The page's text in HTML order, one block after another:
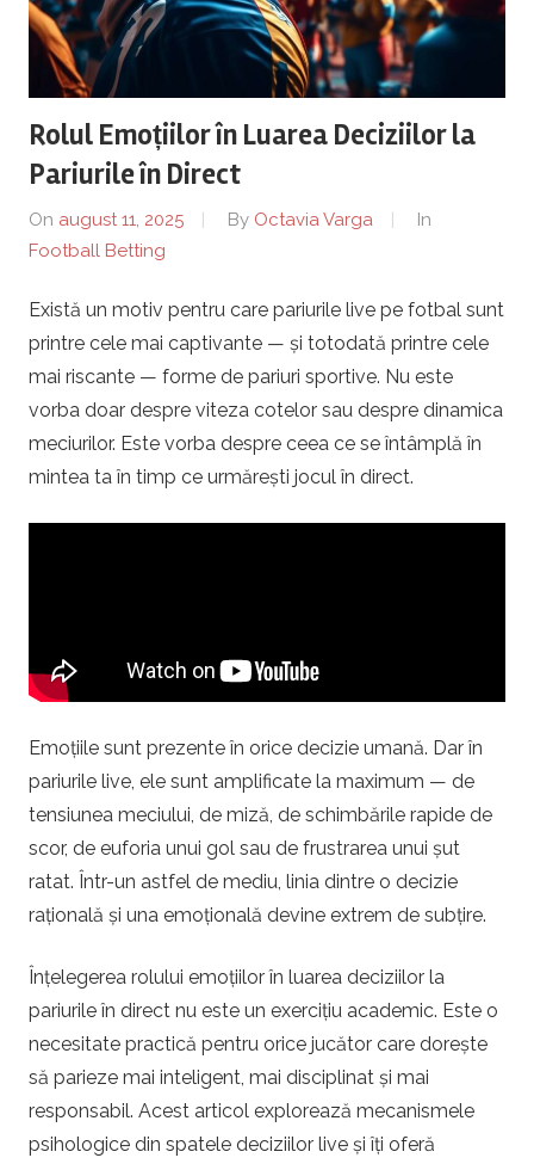
r
a
P
l
o
i
e
s
r
o
–
P
a
r
i
u
Rolul Emoțiilor în Luarea Deciziilor la
Pariurile în Direct
On august 11, 2025 By Octavia Varga
In
Football Betting
Există un motiv pentru care pariurile live pe fotbal sunt
printre cele mai captivante — și totodată printre cele
mai riscante — forme de pariuri sportive. Nu este
vorba doar despre viteza cotelor sau despre dinamica
meciurilor. Este vorba despre ceea ce se întâmplă în
mintea ta în timp ce urmărești jocul în direct.
Emoțiile sunt prezente în orice decizie umană. Dar în
pariurile live, ele sunt amplificate la maximum — de
tensiunea meciului, de miză, de schimbările rapide de
scor, de euforia unui gol sau de frustrarea unui șut
ratat. Într-un astfel de mediu, linia dintre o decizie
rațională și una emoțională devine extrem de subțire.
Înțelegerea rolului emoțiilor în luarea deciziilor la
pariurile în direct nu este un exercițiu academic. Este o
necesitate practică pentru orice jucător care dorește
să parieze mai inteligent, mai disciplinat și mai
responsabil. Acest articol explorează mecanismele
psihologice din spatele deciziilor live și îți oferă